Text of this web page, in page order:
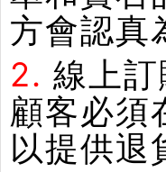
方會認真
2. 線上
顧客必須
以提供退